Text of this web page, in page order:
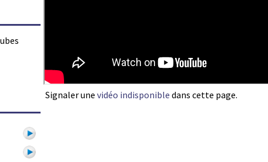
Signaler une vidéo indisponible dans cette page.